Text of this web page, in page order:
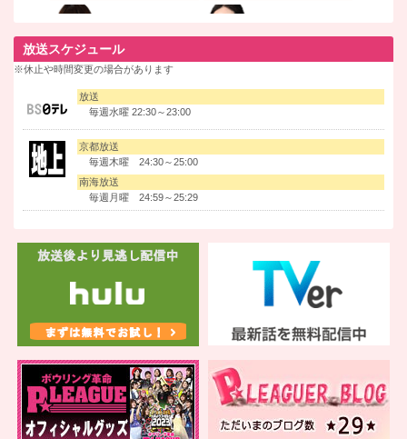
放送スケジュール
※休止や時間変更の場合があります
放送
毎週水曜 22:30～23:00
京都放送
毎週木曜 24:30～25:00
南海放送
毎週月曜 24:59～25:29